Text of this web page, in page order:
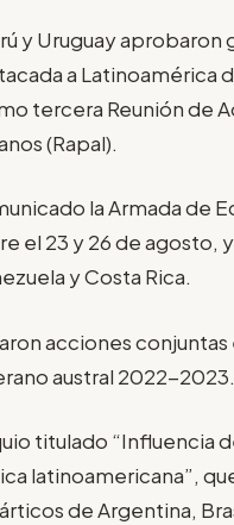
y Uruguay aprobaron
a Latinoamérica
tercera Reunión de
(Rapal).
la Armada de
el 23 y 26 de agosto,
y Costa Rica.
acciones conjuntas
austral 2022-2023.
titulado “Influencia
latinoamericana”,
de Argentina,